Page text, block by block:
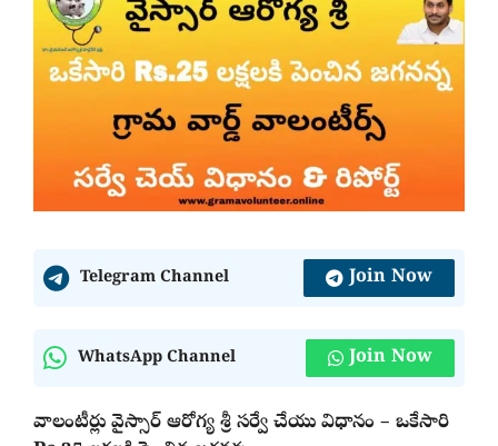
Telegram Channel Join Now
WhatsApp Channel Join Now
వాలంటీర్లు వైస్సార్ ఆరోగ్య శ్రీ సర్వే చేయు విధానం – ఒకేసారి